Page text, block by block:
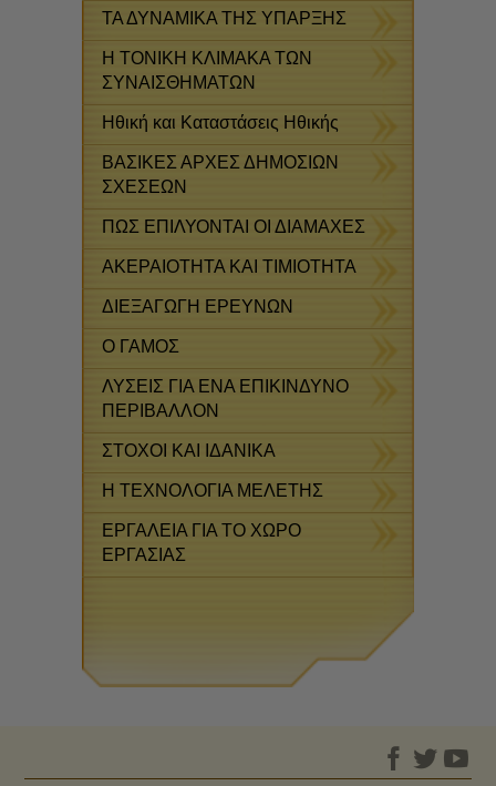
ΤΑ ΔΥΝΑΜΙΚΑ ΤΗΣ ΥΠΑΡΞΗΣ
Η ΤΟΝΙΚΗ ΚΛΙΜΑΚΑ ΤΩΝ
ΣΥΝΑΙΣΘΗΜΑΤΩΝ
Ηθική και Καταστάσεις Ηθικής
ΒΑΣΙΚΕΣ ΑΡΧΕΣ ΔΗΜΟΣΙΩΝ
ΣΧΕΣΕΩΝ
ΠΩΣ ΕΠΙΛΥΟΝΤΑΙ ΟΙ ΔΙΑΜΑΧΕΣ
ΑΚΕΡΑΙΟΤΗΤΑ ΚΑΙ ΤΙΜΙΟΤΗΤΑ
ΔΙΕΞΑΓΩΓΗ ΕΡΕΥΝΩΝ
Ο ΓΑΜΟΣ
ΛΥΣΕΙΣ ΓΙΑ ΕΝΑ ΕΠΙΚΙΝΔΥΝΟ
ΠΕΡΙΒΑΛΛΟΝ
ΣΤΟΧΟΙ ΚΑΙ ΙΔΑΝΙΚΑ
Η ΤΕΧΝΟΛΟΓΙΑ ΜΕΛΕΤΗΣ
ΕΡΓΑΛΕΙΑ ΓΙΑ ΤΟ ΧΩΡΟ
ΕΡΓΑΣΙΑΣ